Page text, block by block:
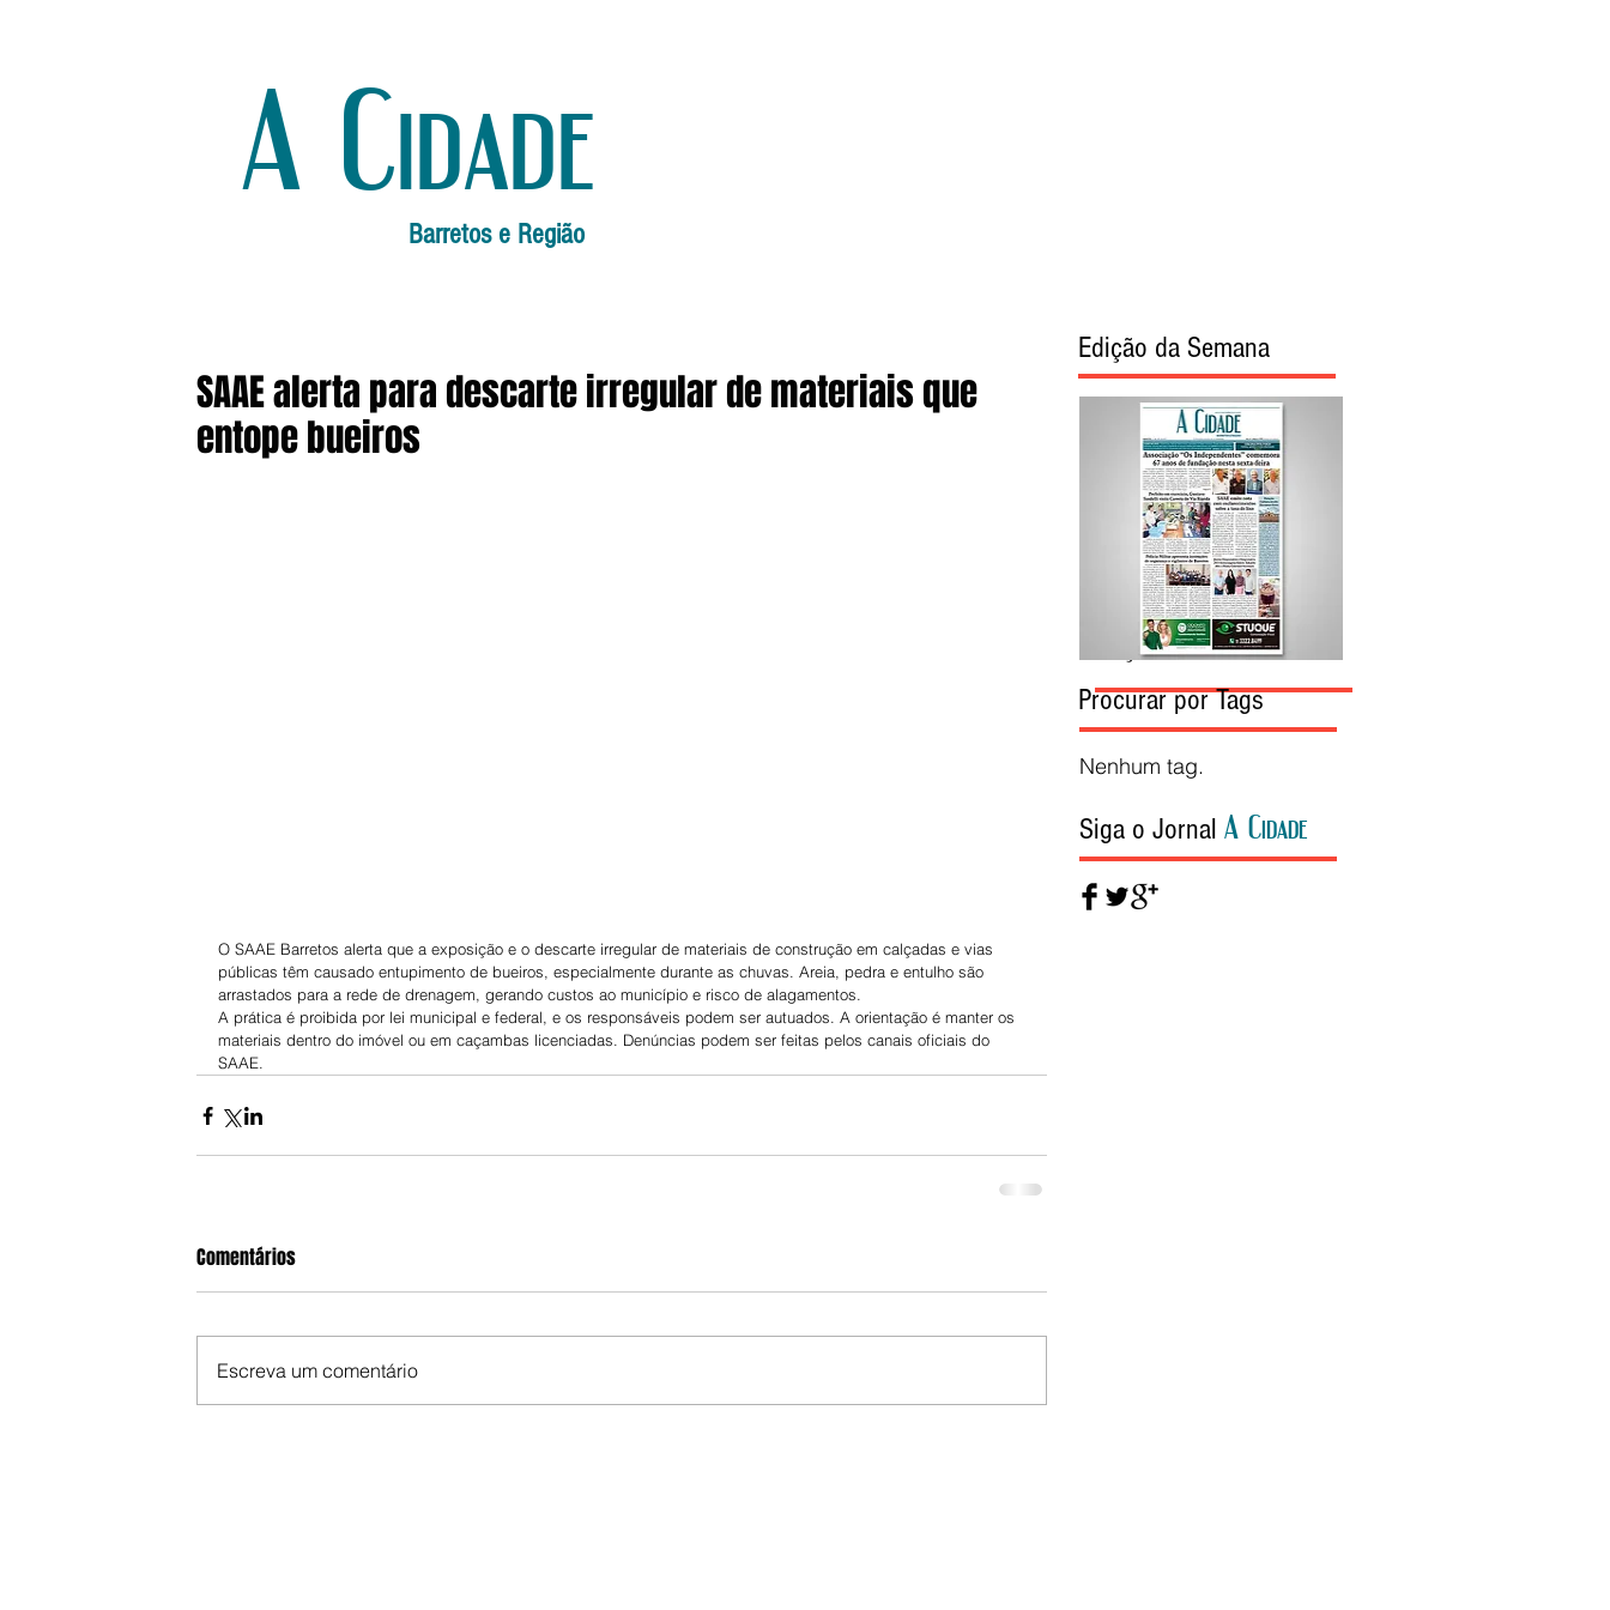
A Cidade
Barretos e Região
SAAE alerta para descarte irregular de materiais que
entope bueiros
O SAAE Barretos alerta que a exposição e o descarte irregular de materiais de construção em calçadas e vias
públicas têm causado entupimento de bueiros, especialmente durante as chuvas. Areia, pedra e entulho são
arrastados para a rede de drenagem, gerando custos ao município e risco de alagamentos.
A prática é proibida por lei municipal e federal, e os responsáveis podem ser autuados. A orientação é manter os
materiais dentro do imóvel ou em caçambas licenciadas. Denúncias podem ser feitas pelos canais oficiais do
SAAE.
Comentários
Escreva um comentário
Edição da Semana
Edição da Semana
Procurar por Tags
Nenhum tag.
Siga o Jornal A Cidade